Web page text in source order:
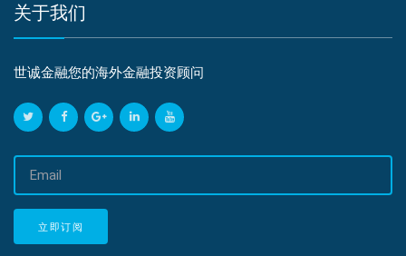
关于我们
世诚金融您的海外金融投资顾问
邮
立即订阅